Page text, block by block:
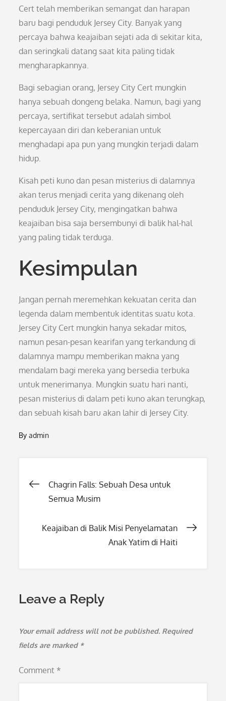
Cert telah memberikan semangat dan harapan
baru bagi penduduk Jersey City. Banyak yang
percaya bahwa keajaiban sejati ada di sekitar kita,
dan seringkali datang saat kita paling tidak
mengharapkannya.
Bagi sebagian orang, Jersey City Cert mungkin
hanya sebuah dongeng belaka. Namun, bagi yang
percaya, sertifikat tersebut adalah simbol
kepercayaan diri dan keberanian untuk
menghadapi apa pun yang mungkin terjadi dalam
hidup.
Kisah peti kuno dan pesan misterius di dalamnya
akan terus menjadi cerita yang dikenang oleh
penduduk Jersey City, mengingatkan bahwa
keajaiban bisa saja bersembunyi di balik hal-hal
yang paling tidak terduga.
Kesimpulan
Jangan pernah meremehkan kekuatan cerita dan
legenda dalam membentuk identitas suatu kota.
Jersey City Cert mungkin hanya sekadar mitos,
namun pesan-pesan kearifan yang terkandung di
dalamnya mampu memberikan makna yang
mendalam bagi mereka yang bersedia terbuka
untuk menerimanya. Mungkin suatu hari nanti,
pesan misterius di dalam peti kuno akan terungkap,
dan sebuah kisah baru akan lahir di Jersey City.
Byadmin
Post
Chagrin Falls: Sebuah Desa untuk
Semua Musim
Keajaiban di Balik Misi Penyelamatan
Anak Yatim di Haiti
Leave a Reply
Your email address will not be published. Required
fields are marked *
Comment *